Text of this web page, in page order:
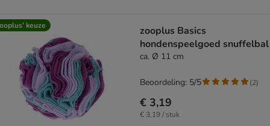
keuze
zooplus Basics
hondenspeelgoed snuffelbal
ca. Ø 11 cm
€ 3,19
€ 3,19 / stuk
Beoordeling: 5/5 (2)